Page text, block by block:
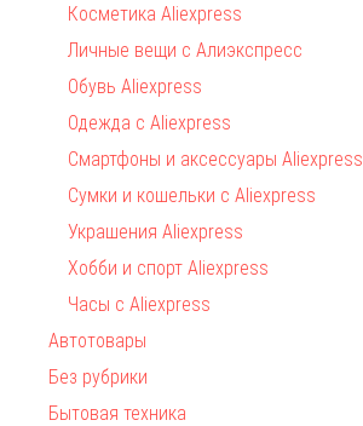
Косметика Aliexpress
Личные вещи с Алиэкспресс
Обувь Aliexpress
Одежда с Aliexpress
Смартфоны и аксессуары Aliexpress
Сумки и кошельки с Aliexpress
Украшения Aliexpress
Хобби и спорт Aliexpress
Часы с Aliexpress
Автотовары
Без рубрики
Бытовая техника